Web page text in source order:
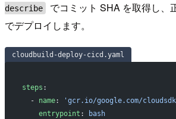
describe
でコミット SHA を取得し、
でデプロイします。
cloudbuild-deploy-cicd.yaml
steps :
  -
name:
'gcr.io/google.com/
    entrypoint
:
bash